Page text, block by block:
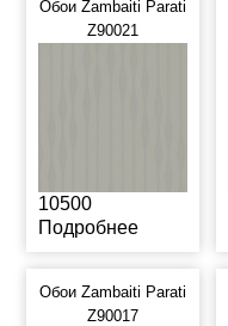
Обои Zambaiti Parati
Z90021
10500
Подробнее
Обои Zambaiti Parati
Z90017